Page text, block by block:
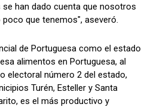
han dado cuenta que nosotros
que tenemos", aseveró.
de Portuguesa como el estado
alimentos en Portuguesa, al
electoral número 2 del estado,
Turén, Esteller y Santa
es el más productivo y